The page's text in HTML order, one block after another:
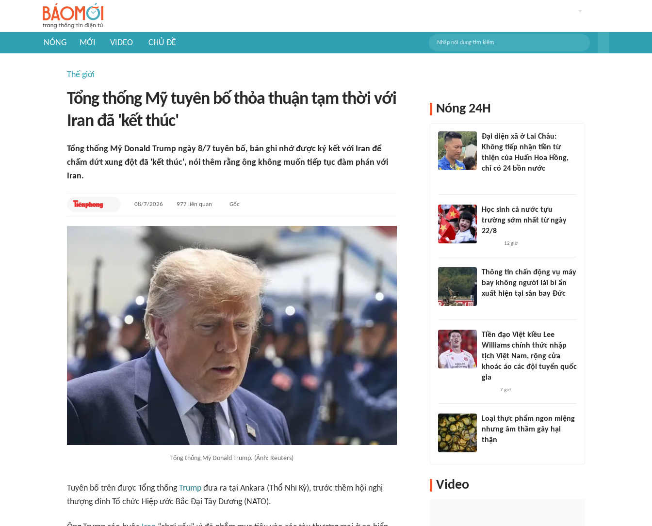
NÓNG MỚI VIDEO CHỦ ĐỀ
Thế giới
Tổng thống Mỹ tuyên bố thỏa thuận tạm thời với
Iran đã 'kết thúc'
Tổng thống Mỹ Donald Trump ngày 8/7 tuyên bố, bản ghi nhớ được ký kết với Iran để
chấm dứt xung đột đã 'kết thúc', nói thêm rằng ông không muốn tiếp tục đàm phán với
Iran.
08/7/2026 977 liên quan Gốc
Tổng thống Mỹ Donald Trump. (Ảnh: Reuters)
Tuyên bố trên được Tổng thốngTrump đưa ra tại Ankara (Thổ Nhĩ Kỳ), trước thềm hội nghị
thượng đỉnh Tổ chức Hiệp ước Bắc Đại Tây Dương (NATO).
Nóng 24H
Đại diện xã ở Lai Châu:
Không tiếp nhận tiền từ
thiện của Huấn Hoa Hồng,
chỉ có 24 bồn nước
Học sinh cả nước tựu
trường sớm nhất từ ngày
22/8
12 giờ
Thông tin chấn động vụ máy
bay không người lái bí ẩn
xuất hiện tại sân bay Đức
Tiền đạo Việt kiều Lee
Williams chính thức nhập
tịch Việt Nam, rộng cửa
khoác áo các đội tuyển quốc
gia
7 giờ
Loại thực phẩm ngon miệng
nhưng âm thầm gây hại
thận
Video